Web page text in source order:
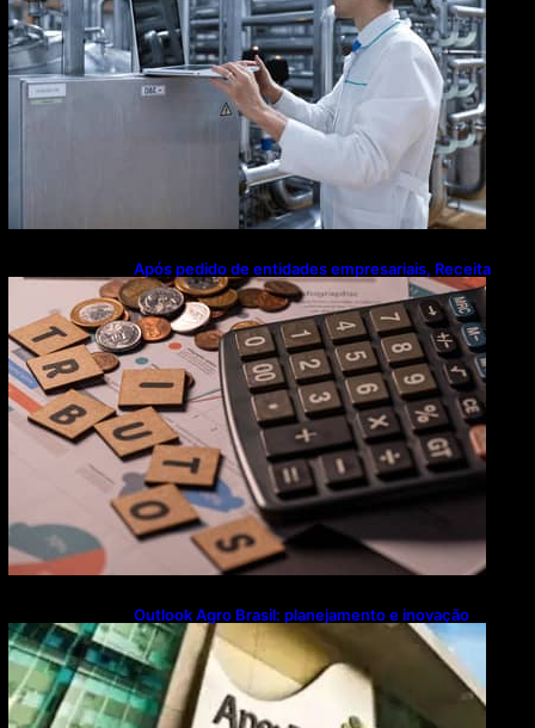
Após pedido de entidades empresariais, Receita
flexibiliza regras da Reforma Tributária
Outlook Agro Brasil: planejamento e inovação
pautam debates sobre futuro do agronegócio